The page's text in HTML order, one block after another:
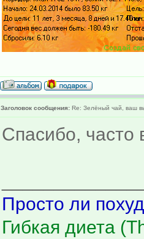
Заголовок сообщения: Re: Зелёный чай, ваш
Спасибо, часто
Просто ли
Гибкая диета